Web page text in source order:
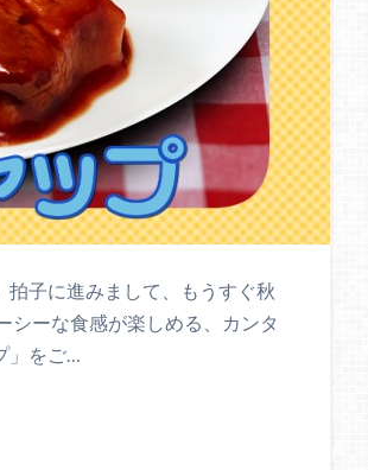
子に進みまして、もうすぐ秋
シーな食感が楽しめる、カンタ
」をご…